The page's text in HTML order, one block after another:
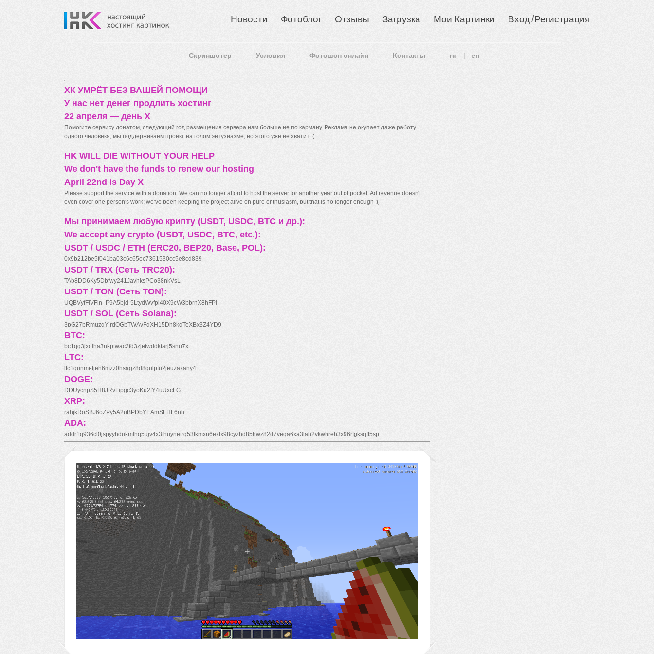
Новости Фотоблог Отзывы Загрузка Мои Картинки Вход/Регистрация
Скриншотер Условия Фотошоп онлайн Контакты ru en
ХК УМРЁТ БЕЗ ВАШЕЙ ПОМОЩИ
У нас нет денег продлить хостинг
22 апреля — день X
Помогите сервису донатом, следующий год размещения сервера нам больше не по карману. Реклама не окупает даже работу
одного человека, мы поддерживаем проект на голом энтузиазме, но этого уже не хватит :(
HK WILL DIE WITHOUT YOUR HELP
We don't have the funds to renew our hosting
April 22nd is Day X
Please support the service with a donation. We can no longer afford to host the server for another year out of pocket. Ad revenue doesn't
even cover one person's work; we’ve been keeping the project alive on pure enthusiasm, but that is no longer enough :(
Мы принимаем любую крипту (USDT, USDC, BTC и др.):
We accept any crypto (USDT, USDC, BTC, etc.):
USDT / USDC / ETH (ERC20, BEP20, Base, POL):
0x9b212be5f041ba03c6c65ec7361530cc5e8cd839
USDT / TRX (Сеть TRC20):
TAb8DD6Ky5Dbfwy241JavhksPCo38nkVsL
USDT / TON (Сеть TON):
UQBVyfFlVFln_P9A5bjd-5LtydWvfpi40X9cW3bbrnX8hFPl
USDT / SOL (Сеть Solana):
3pG27bRmuzgYirdQGbTWAvFqXH15Dh8kqTeXBx3Z4YD9
BTC:
bc1qq3jxqlha3nkptwac2fd3zjetwddktarj5snu7x
LTC:
ltc1qunmetjeh6mzz0hsagz8d8qulpfu2jeuzaxany4
DOGE:
DDUycnpS5H8JRvFipgc3yoKu2fY4uUxcFG
XRP:
rahjkRoSBJ6oZPy5A2uBPDbYEAmSFHL6nh
ADA:
addr1q936cl0jspyyhdukmlhq5ujv4x3thuynetrq53fkmxn6exfx98cyzhd85hwz82d7veqa6xa3lah2vkwhreh3x96rfgksqff5sp